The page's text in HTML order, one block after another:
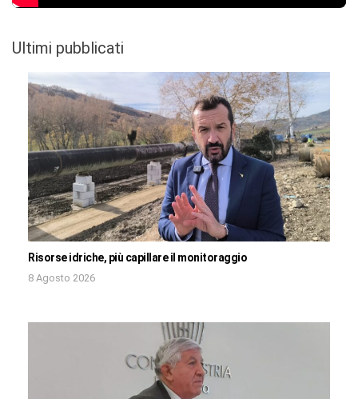
Ultimi pubblicati
Risorse idriche, più capillare il monitoraggio
8 Agosto 2026